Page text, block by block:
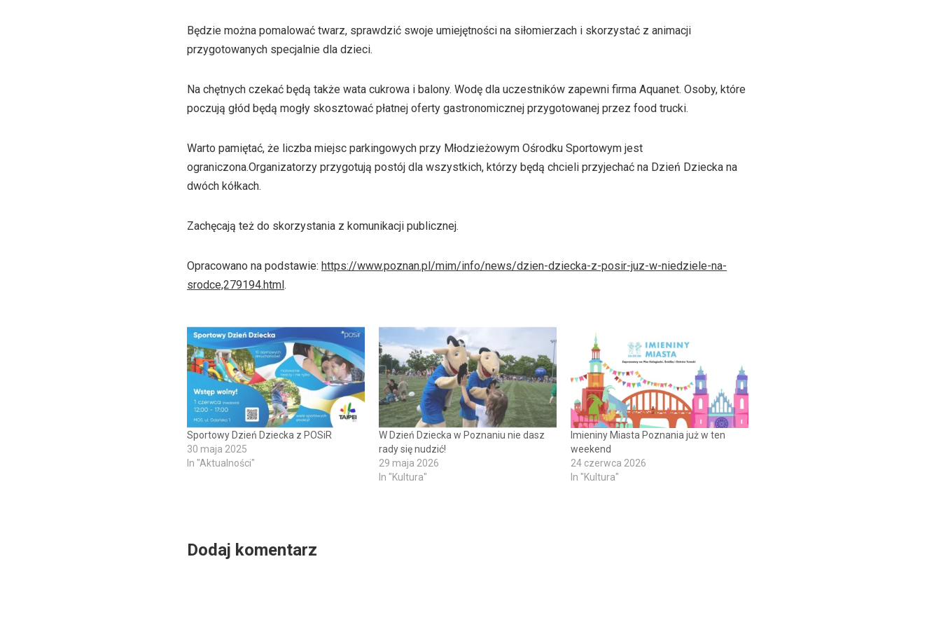
Będzie można pomalować twarz, sprawdzić swoje umiejętności na siłomierzach i skorzystać z animacji
przygotowanych specjalnie dla dzieci.
Na chętnych czekać będą także wata cukrowa i balony. Wodę dla uczestników zapewni firma Aquanet. Osoby, które
poczują głód będą mogły skosztować płatnej oferty gastronomicznej przygotowanej przez food trucki.
Warto pamiętać, że liczba miejsc parkingowych przy Młodzieżowym Ośrodku Sportowym jest
ograniczona.Organizatorzy przygotują postój dla wszystkich, którzy będą chcieli przyjechać na Dzień Dziecka na
dwóch kółkach.
Zachęcają też do skorzystania z komunikacji publicznej.
Opracowano na podstawie: https://www.poznan.pl/mim/info/news/dzien-dziecka-z-posir-juz-w-niedziele-na-
srodce,279194.html.
Sportowy Dzień Dziecka z POSiR
30 maja 2025
In "Aktualności"
W Dzień Dziecka w Poznaniu nie dasz
rady się nudzić!
29 maja 2026
In "Kultura"
Imieniny Miasta Poznania już w ten
weekend
24 czerwca 2026
In "Kultura"
Dodaj komentarz